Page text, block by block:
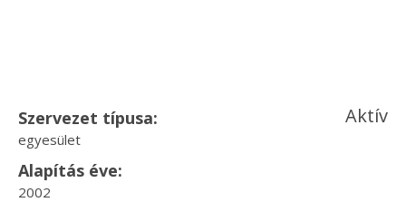
Szervezet típusa:
egyesület
Aktív
Alapítás éve:
2002